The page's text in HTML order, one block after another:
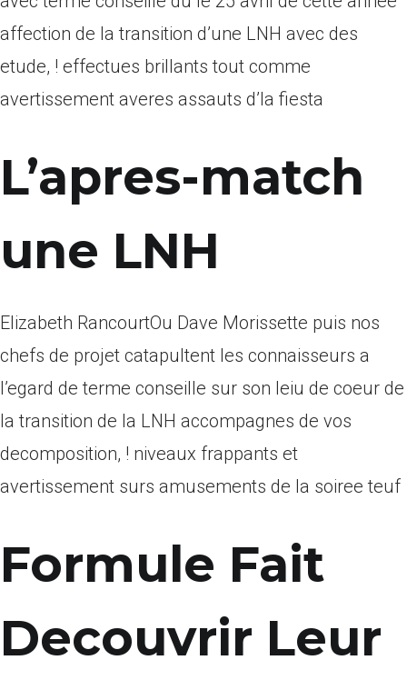
affection de la transition d’une LNH avec des
etude, ! effectues brillants tout comme
avertissement averes assauts d’la fiesta
L’apres-match
une LNH
Elizabeth RancourtOu Dave Morissette puis nos
chefs de projet catapultent les connaisseurs a
l’egard de terme conseille sur son leiu de coeur de
la transition de la LNH accompagnes de vos
decomposition, ! niveaux frappants et
avertissement surs amusements de la soiree teuf
Formule Fait
Decouvrir Leur